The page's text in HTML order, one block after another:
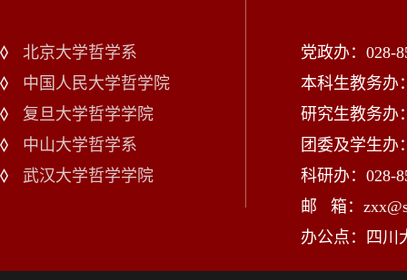
北京大学哲学系
中国人民大学哲学院
复旦大学哲学学院
中山大学哲学系
武汉大学哲学学院
党政办：028-
本科生教务办
研究生教务办
团委及学生办
科研办：028-
邮 箱：
办公点：四川